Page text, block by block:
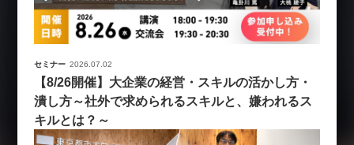
セミナー 2026.07.02
【8/26開催】大企業の経営・スキルの活かし方・
潰し方～社外で求められるスキルと、嫌われるス
キルとは？～